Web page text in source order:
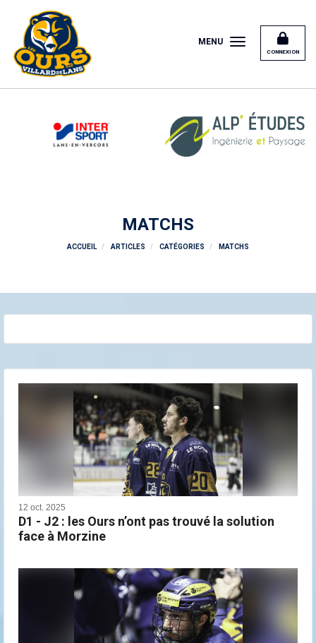
CONNEXION
MENU
MATCHS
ACCUEIL ARTICLES CATÉGORIES MATCHS
12 oct. 2025
D1 - J2 : les Ours n’ont pas trouvé la solution
face à Morzine
Panneau de gestion des cookies